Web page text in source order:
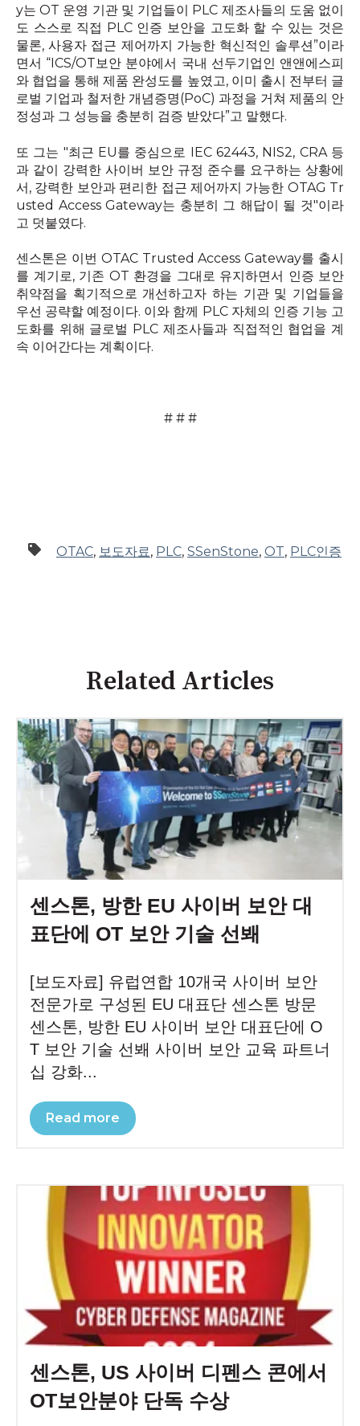
y는 OT 운영 기관 및 기업들이 PLC 제조사들의 도움 없이
도 스스로 직접 PLC 인증 보안을 고도화 할 수 있는 것은
물론,사용자 접근 제어까지 가능한 혁신적인 솔루션”이라
면서 “ICS/OT보안 분야에서 국내 선두기업인 앤앤에스피
와 협업을 통해 제품 완성도를 높였고, 이미 출시 전부터 글
로벌 기업과 철저한 개념증명(PoC) 과정을 거쳐 제품의 안
정성과 그 성능을 충분히 검증 받았다”고 말했다.
또 그는 "최근 EU를 중심으로 IEC 62443, NIS2, CRA 등
과 같이 강력한 사이버 보안 규정 준수를 요구하는 상황에
서, 강력한 보안과 편리한 접근 제어까지 가능한 OTAG Tr
usted Access Gateway는 충분히 그 해답이 될 것"이라
고 덧붙였다.
센스톤은 이번 OTAC Trusted Access Gateway를 출시
를 계기로, 기존 OT 환경을 그대로 유지하면서 인증 보안
취약점을 획기적으로 개선하고자 하는 기관 및 기업들을
우선 공략할 예정이다. 이와 함께 PLC 자체의 인증 기능 고
도화를 위해 글로벌 PLC 제조사들과 직접적인 협업을 계
속 이어간다는 계획이다.
# # #
OTAC, 보도자료, PLC, SSenStone, OT, PLC인증
Related Articles
센스톤, 방한 EU 사이버 보안 대
표단에 OT 보안 기술 선봬
[보도자료] 유럽연합 10개국 사이버 보안
전문가로 구성된 EU 대표단 센스톤 방문
센스톤, 방한 EU 사이버 보안 대표단에 O
T 보안 기술 선봬 사이버 보안 교육 파트너
십 강화...
Read more
센스톤, US 사이버 디펜스 콘에서
OT보안분야 단독 수상